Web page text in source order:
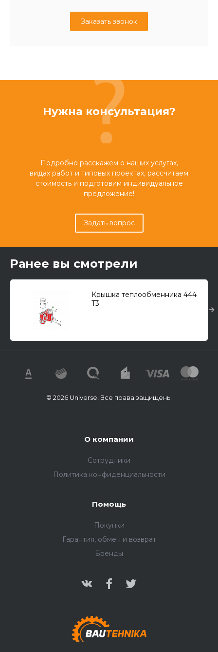
Заказать звонок
Нужна консультация?
Подробно расскажем о наших услугах,
видах работ и типовых проектах, рассчитаем
стоимость и подготовим индивидуальное
предложение!
Задать вопрос
Ранее вы смотрели
Крышка теплообменника 444
T3
© 2026 Universe, Все права защищены
О компании
Сотрудники
Политика конфиденциальности
Помощь
Покупки
Гарантия, обмен и возврат
Бренды